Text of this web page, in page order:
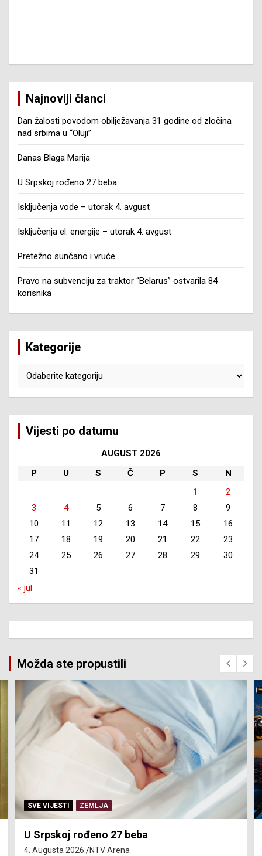
Najnoviji članci
Dan žalosti povodom obilježavanja 31 godine od zločina
nad srbima u “Oluji”
Danas Blaga Marija
U Srpskoj rođeno 27 beba
Isključenja vode – utorak 4. avgust
Isključenja el. energije – utorak 4. avgust
Pretežno sunčano i vruće
Pravo na subvenciju za traktor “Belarus” ostvarila 84
korisnika
Kategorije
Vijesti po datumu
AUGUST 2026
P
U S Č P S
N
1
2
3
4 5 6 7 8
9
10
11 12 13 14 15
16
17
18 19 20 21 22
23
24
25 26 27 28 29
30
31
« jul
Možda ste propustili
SVE VIJESTI ZEMLJA
U Srpskoj rođeno 27 beba
4. Augusta 2026. NTV Arena